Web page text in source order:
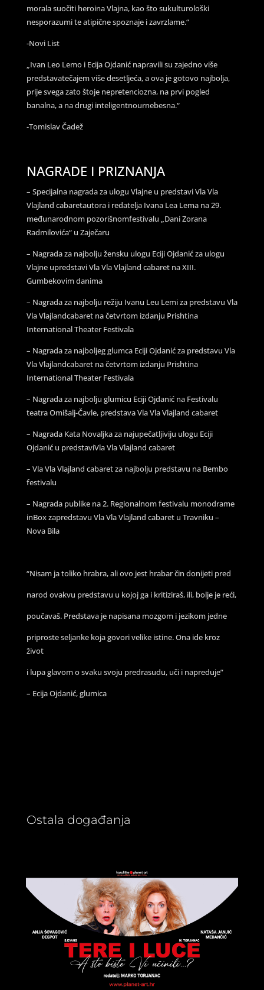
morala suočiti heroina Vlajna, kao što sukulturološki
nesporazumi te atipične spoznaje i zavrzlame.“
-Novi List
„Ivan Leo Lemo i Ecija Ojdanić napravili su zajedno više
predstavatečajem više desetljeća, a ova je gotovo najbolja,
prije svega zato štoje nepretenciozna, na prvi pogled
banalna, a na drugi inteligentnournebesna.“
-Tomislav Čadež
NAGRADE I PRIZNANJA
– Specijalna nagrada za ulogu Vlajne u predstavi Vla Vla
Vlajland cabaretautora i redatelja Ivana Lea Lema na 29.
međunarodnom pozorišnomfestivalu „Dani Zorana
Radmilovića“ u Zaječaru
– Nagrada za najbolju žensku ulogu Eciji Ojdanić za ulogu
Vlajne upredstavi Vla Vla Vlajland cabaret na XIII.
Gumbekovim danima
– Nagrada za najbolju režiju Ivanu Leu Lemi za predstavu Vla
Vla Vlajlandcabaret na četvrtom izdanju Prishtina
International Theater Festivala
– Nagrada za najboljeg glumca Eciji Ojdanić za predstavu Vla
Vla Vlajlandcabaret na četvrtom izdanju Prishtina
International Theater Festivala
– Nagrada za najbolju glumicu Eciji Ojdanić na Festivalu
teatra Omišalj-Čavle, predstava Vla Vla Vlajland cabaret
– Nagrada Kata Novaljka za najupečatljiviju ulogu Eciji
Ojdanić u predstaviVla Vla Vlajland cabaret
– Vla Vla Vlajland cabaret za najbolju predstavu na Bembo
festivalu
– Nagrada publike na 2. Regionalnom festivalu monodrame
inBox zapredstavu Vla Vla Vlajland cabaret u Travniku –
Nova Bila
“Nisam ja toliko hrabra, ali ovo jest hrabar čin donijeti pred
narod ovakvu predstavu u kojoj ga i kritiziraš, ili, bolje je reći,
poučavaš. Predstava je napisana mozgom i jezikom jedne
priproste seljanke koja govori velike istine. Ona ide kroz
život
i lupa glavom o svaku svoju predrasudu, uči i napreduje”
– Ecija Ojdanić, glumica
Ostala događanja